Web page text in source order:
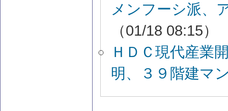
メンフーシ派、
（01/18 08:15）
ＨＤＣ現代産業
明、３９階建マ